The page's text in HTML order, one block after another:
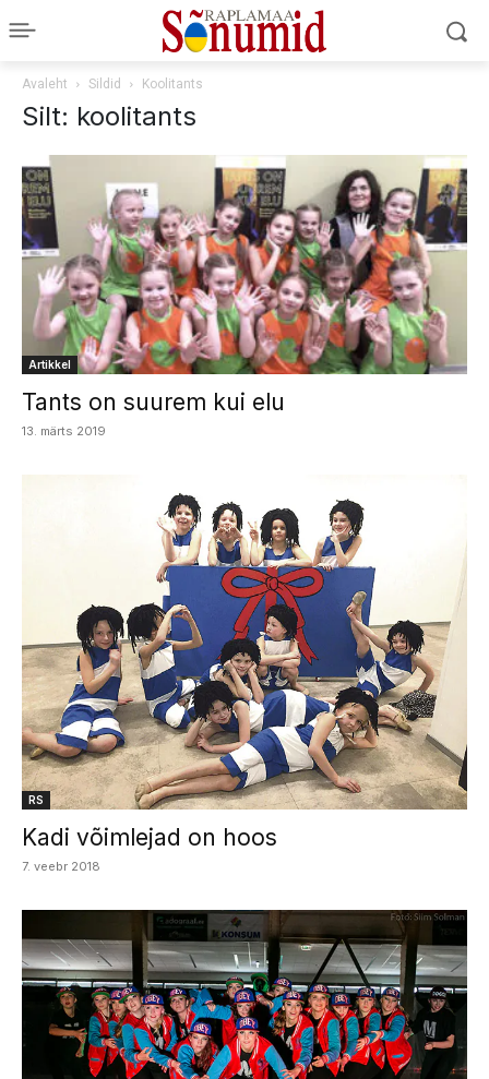
Avaleht Sildid Koolitants
Silt: koolitants
Artikkel
Tants on suurem kui elu
13. märts 2019
RS
Kadi võimlejad on hoos
7. veebr 2018